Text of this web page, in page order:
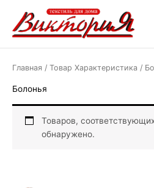
содержимому
Главная / Товар Характеристика /
Болонья
Товаров,
обнаружено.